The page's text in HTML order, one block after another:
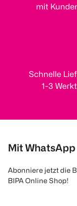
mit
Schnelle
1-3
Mit
Abonniere jetzt die
BIPA Online Shop!